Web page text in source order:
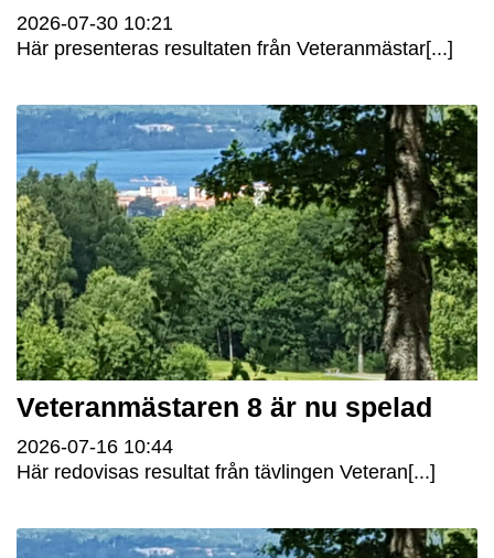
2026-07-30 10:21
Här presenteras resultaten från Veteranmästar[...]
Veteranmästaren 8 är nu spelad
2026-07-16 10:44
Här redovisas resultat från tävlingen Veteran[...]